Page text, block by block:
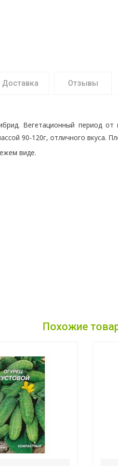
Доставка Отзывы
Вегетационный период
90-120г, отличного вкуса.
виде.
Похожие